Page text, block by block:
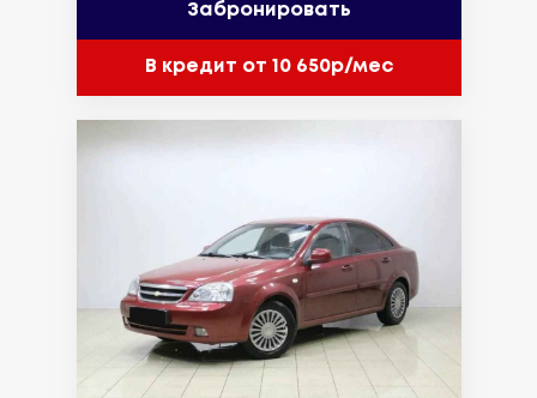
Забронировать
В кредит от 10 650р/мес